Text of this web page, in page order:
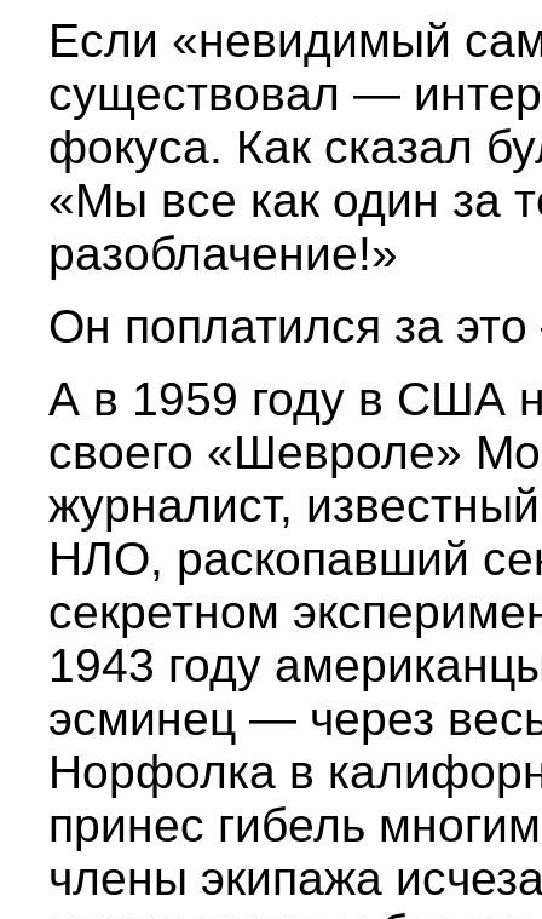
Если «невидимый
существовал —
фокуса. Как сказал
«Мы все как один за
разоблачение!»
Он поплатился за
А в 1959 году в США
своего «Шевроле»
журналист,
НЛО, раскопавший
секретном
1943 году
эсминец — через
Норфолка в
принес гибель
члены экипажа